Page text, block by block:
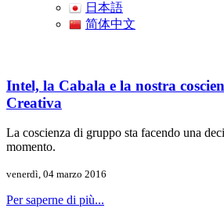
日本語
简体中文
Intel, la Cabala e la nostra
Creativa
La coscienza di gruppo sta facendo una
momento.
venerdì, 04 marzo 2016
Per saperne di più...